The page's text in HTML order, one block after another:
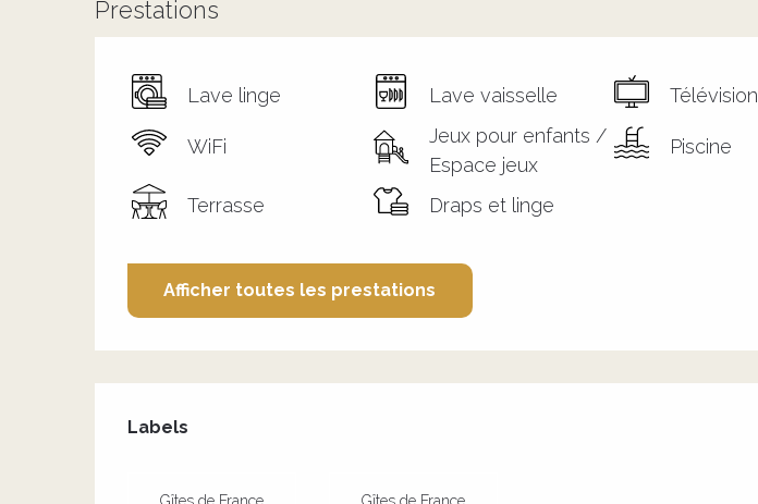
Prestations
Lave linge Lave vaisselle Télévision
WiFi
Jeux pour enfants /
Espace jeux
Piscine
Terrasse Draps et linge
Afficher toutes les prestations
Labels
Labels